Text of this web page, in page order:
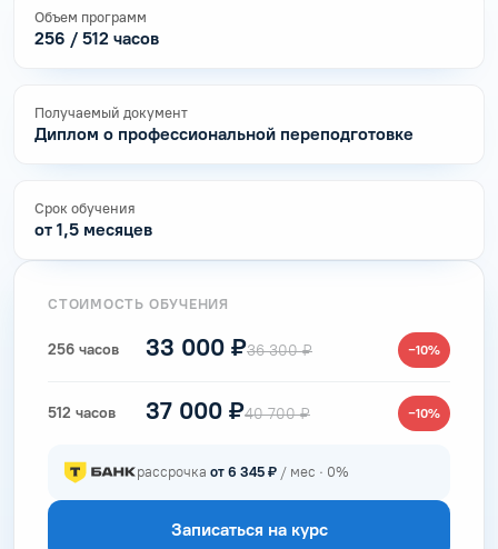
Объем программ
256 / 512 часов
Получаемый документ
Диплом о профессиональной переподготовке
Срок обучения
от 1,5 месяцев
СТОИМОСТЬ ОБУЧЕНИЯ
256 часов 33 000 ₽36 300 ₽ −10%
512 часов 37 000 ₽40 700 ₽ −10%
рассрочка от 6 345 ₽ / мес · 0%
Записаться на курс